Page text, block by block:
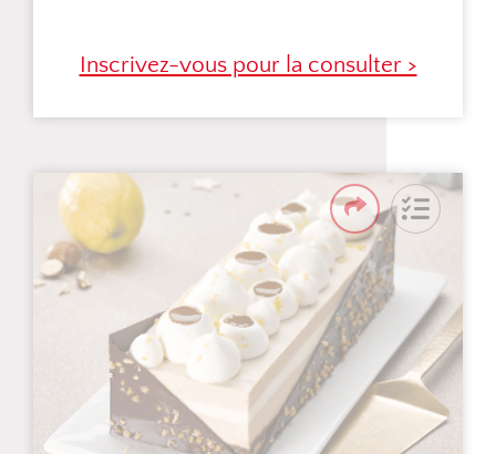
Inscrivez-vous pour la consulter >